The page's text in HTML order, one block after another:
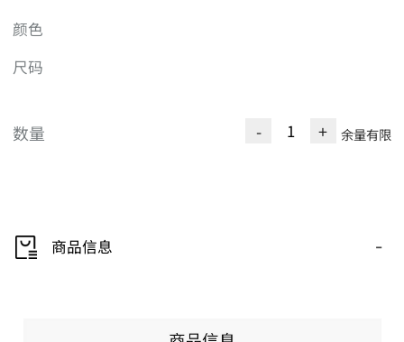
颜色
尺码
数量 - + 余量有限
商品信息 -